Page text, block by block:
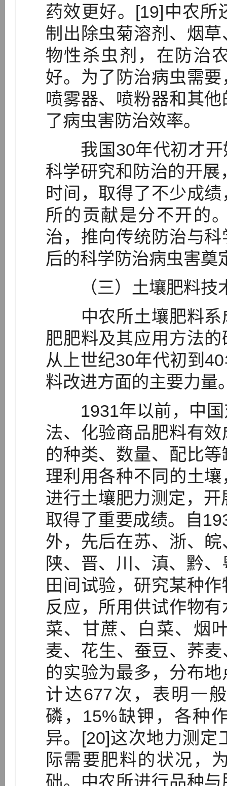
药效更好。[19]中农所
制出除虫菊溶剂、烟
物性杀虫剂，在防治
好。为了防治病虫需
喷雾器、喷粉器和其
了病虫害防治效率。
我国30年代初才开
科学研究和防治的开
时间，取得了不少成
所的贡献是分不开的
治，推向传统防治与
后的科学防治病虫害奠
（三）土壤肥料技
中农所土壤肥料系
肥肥料及其应用方法
从上世纪30年代初到
料改进方面的主要力量
1931年以前，中国
法、化验商品肥料有
的种类、数量、配比
理利用各种不同的土
进行土壤肥力测定，
取得了重要成绩。自
外，先后在苏、浙、
陕、晋、川、滇、黔
田间试验，研究某种
反应，所用供试作物
菜、甘蔗、白菜、烟
麦、花生、蚕豆、荞
的实验为最多，分布
计达677次，表明一
磷，15%缺钾，各种
异。[20]这次地力测定
际需要肥料的状况，
础。中农所进行品种